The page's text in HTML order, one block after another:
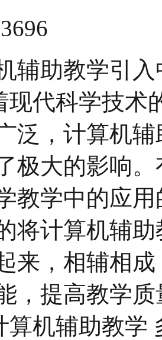
辅助教学引
现代科学技术
泛，计算机
极大的影响
教学中的应
将计算机辅
来，相辅相
，提高教学
算机辅助教学